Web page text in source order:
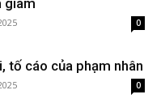
giam
0
tố cáo của phạm nhân
0